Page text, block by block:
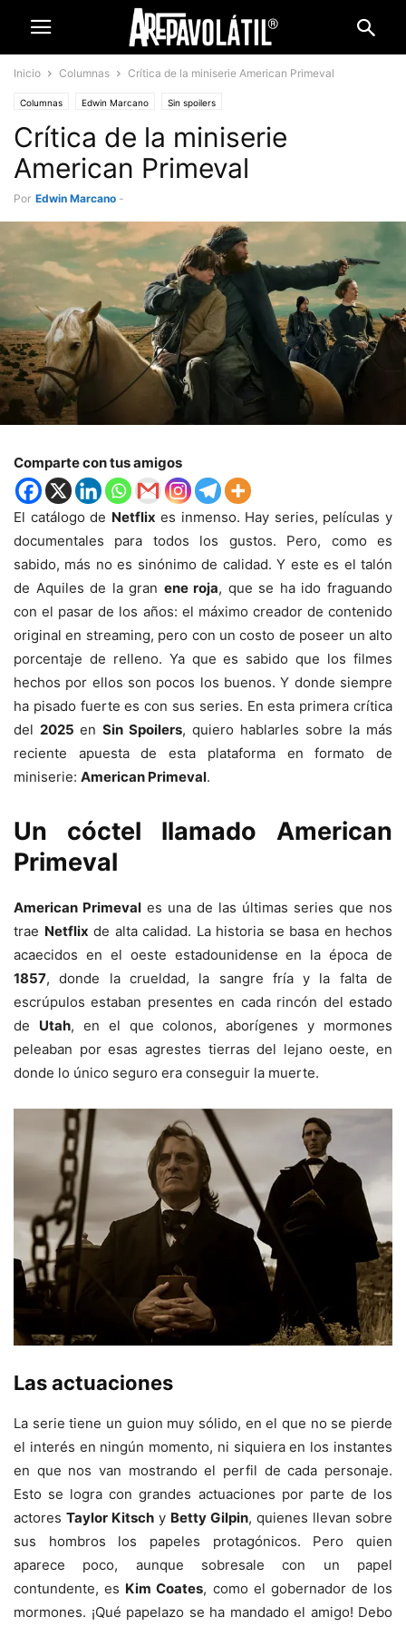
Inicio Columnas Crítica de la miniserie American Primeval
Columnas Edwin Marcano Sin spoilers
Crítica de la miniserie
American Primeval
Por Edwin Marcano -
Comparte con tus amigos
El catálogo de Netflix es inmenso. Hay series, películas y
documentales para todos los gustos. Pero, como es
sabido, más no es sinónimo de calidad. Y este es el talón
de Aquiles de la gran ene roja, que se ha ido fraguando
con el pasar de los años: el máximo creador de contenido
original en streaming, pero con un costo de poseer un alto
porcentaje de relleno. Ya que es sabido que los filmes
hechos por ellos son pocos los buenos. Y donde siempre
ha pisado fuerte es con sus series. En esta primera crítica
del 2025 en Sin Spoilers, quiero hablarles sobre la más
reciente apuesta de esta plataforma en formato de
miniserie: American Primeval.
Un cóctel llamado American
Primeval
American Primeval es una de las últimas series que nos
trae Netflix de alta calidad. La historia se basa en hechos
acaecidos en el oeste estadounidense en la época de
1857, donde la crueldad, la sangre fría y la falta de
escrúpulos estaban presentes en cada rincón del estado
de Utah, en el que colonos, aborígenes y mormones
peleaban por esas agrestes tierras del lejano oeste, en
donde lo único seguro era conseguir la muerte.
Las actuaciones
La serie tiene un guion muy sólido, en el que no se pierde
el interés en ningún momento, ni siquiera en los instantes
en que nos van mostrando el perfil de cada personaje.
Esto se logra con grandes actuaciones por parte de los
actores Taylor Kitsch y Betty Gilpin, quienes llevan sobre
sus hombros los papeles protagónicos. Pero quien
aparece poco, aunque sobresale con un papel
contundente, es Kim Coates, como el gobernador de los
mormones. ¡Qué papelazo se ha mandado el amigo! Debo